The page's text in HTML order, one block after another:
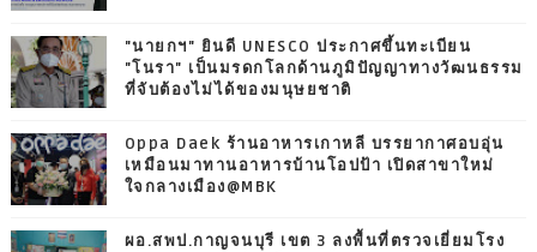
"นายกฯ" ยินดี UNESCO ประกาศขึ้นทะเบียน
"โนรา" เป็นมรดกโลกด้านภูมิปัญญาทางวัฒนธรรม
ที่จับต้องไม่ได้ของมนุษยชาติ
Oppa Daek ร้านอาหารเกาหลี บรรยากาศอบอุ่น
เหมือนมาทานอาหารบ้านโอปป้า เปิดสาขาใหม่
ใจกลางเมือง@MBK
ผอ.สพป.กาญจนบุรี เขต 3 ลงพื้นที่ตรวจเยี่ยมโรง